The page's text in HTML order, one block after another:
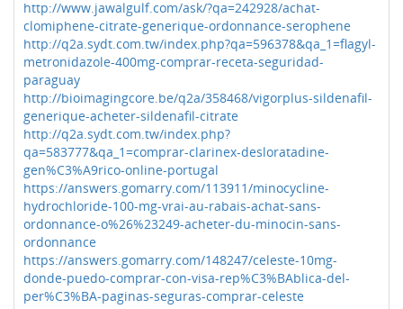
http://www.jawalgulf.com/ask/?qa=242928/achat-
clomiphene-citrate-generique-ordonnance-serophene
http://q2a.sydt.com.tw/index.php?qa=596378&qa_1=flagyl-
metronidazole-400mg-comprar-receta-seguridad-
paraguay
http://bioimagingcore.be/q2a/358468/vigorplus-sildenafil-
generique-acheter-sildenafil-citrate
http://q2a.sydt.com.tw/index.php?
qa=583777&qa_1=comprar-clarinex-desloratadine-
gen%C3%A9rico-online-portugal
https://answers.gomarry.com/113911/minocycline-
hydrochloride-100-mg-vrai-au-rabais-achat-sans-
ordonnance-o%26%23249-acheter-du-minocin-sans-
ordonnance
https://answers.gomarry.com/148247/celeste-10mg-
donde-puedo-comprar-con-visa-rep%C3%BAblica-del-
per%C3%BA-paginas-seguras-comprar-celeste